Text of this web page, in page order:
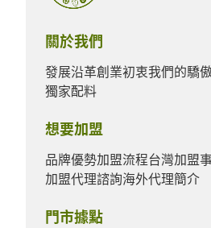
關於我們
發展沿革創業初衷我們的驕
獨家配料
想要加盟
品牌優勢加盟流程台灣加盟
加盟代理諮詢海外代理簡介
門市據點